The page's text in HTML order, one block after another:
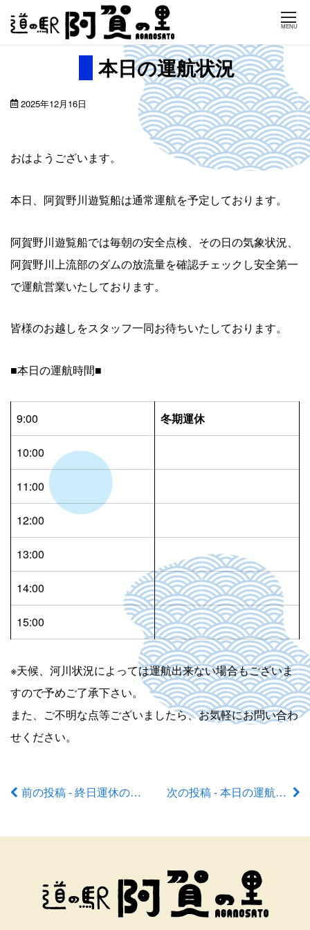
Skip
MENU
本日の運航状況
2025年12月16日
おはようございます。
本日、阿賀野川遊覧船は通常運航を予定しております。
阿賀野川遊覧船では毎朝の安全点検、その日の気象状況、
阿賀野川上流部のダムの放流量を確認チェックし安全第一
で運航営業いたしております。
皆様のお越しをスタッフ一同お待ちいたしております。
■本日の運航時間■
9:00 冬期運休
10:00
11:00
12:00
13:00
14:00
15:00
※天候、河川状況によっては運航出来ない場合もございま
すので予めご了承下さい。
また、ご不明な点等ございましたら、お気軽にお問い合わ
せください。
前前の投稿 - 終日運休のお知らせ 次の投稿 - 本日の運航状況